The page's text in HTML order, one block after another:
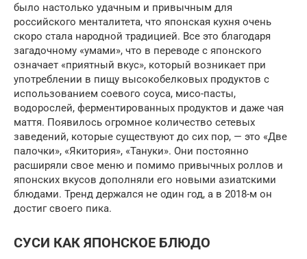
было настолько удачным и привычным для
российского менталитета, что японская кухня очень
скоро стала народной традицией. Все это благодаря
загадочному «‎умами»‎, что в переводе с японского
означает «приятный вкус», который возникает при
употреблении в пищу высокобелковых продуктов с
использованием соевого соуса, мисо-пасты,
водорослей, ферментированных продуктов и даже чая
маття. Появилось огромное количество сетевых
заведений, которые существуют до сих пор, — это «‎Две
палочки», «‎Якитория»,‎ «‎Тануки». Они постоянно
расширяли свое меню и помимо привычных роллов и
японских вкусов дополняли его новыми азиатскими
блюдами. Тренд держался не один год, а в 2018-м он
достиг своего пика.
СУСИ КАК ЯПОНСКОЕ БЛЮДО